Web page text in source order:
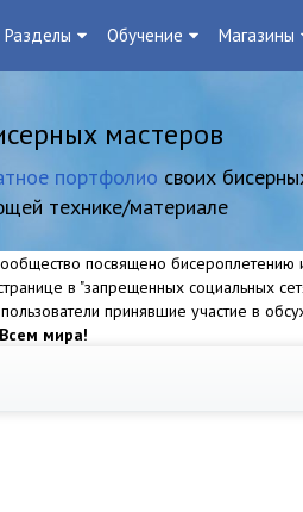
Разделы Обучение Магазины
мастеров
портфолио своих
технике/материале
посвящено бисероплетению
в "запрещенных социальных
принявшие участие в
Всем мира!